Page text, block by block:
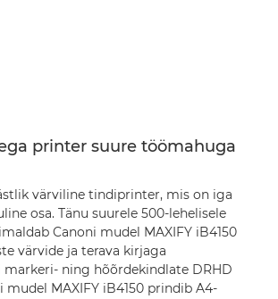
printer suure töömahuga
värviline tindiprinter, mis on iga
osa. Tänu suurele 500-lehelisele
Canoni mudel MAXIFY iB4150
värvide ja terava kirjaga
ning hõõrdekindlate DRHD
MAXIFY iB4150 prindib A4-